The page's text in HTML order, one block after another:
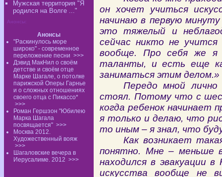
Мужская территория "Я
родился на Волге ..."
Анонсы:
Анонсы
"Раскинулось море
широко" - современное
переложение песни >>>
Дэвид МакНил о своём
детстве и своём отце
Марке Шагале, о потолке
парижской Оперы Гарнье
и о сложных отношениях
своего отца с Пикассо*
>>>
Роман Гершзон "Юбилею
Марка Шагала
посвящается" >>>
Москва 2012.
Художественный вояж
>>>
Шагаловские вечера в
Иерусалиме. 2012 >>>
он хочет учиться
начинаю в первую
это тяжелый и
сейчас никто не
вообще. Про себя же я
таланты, и есть еще
заниматься этим делом.»
Передо мной лично
стоял. Потому что с
когда ребенок начинает
я только и делаю, что
то иным – я знал, что
Как возникает
понятно. Мне – меньше
находился в эвакуации
искусства вообще не